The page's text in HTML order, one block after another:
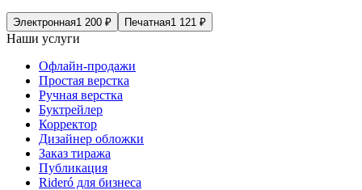
Электронная1 200 ₽ Печатная1 121 ₽
Наши услуги
Офлайн-продажи
Простая верстка
Ручная верстка
Буктрейлер
Корректор
Дизайнер обложки
Заказ тиража
Публикация
Rideró для бизнеса